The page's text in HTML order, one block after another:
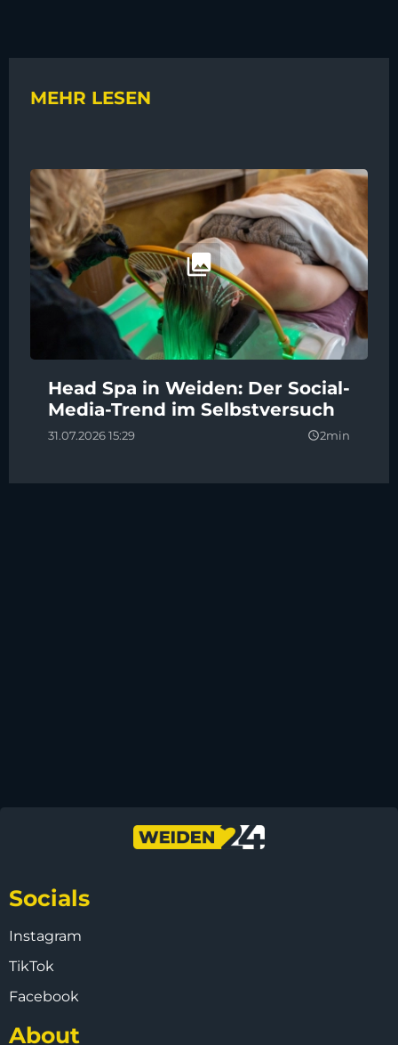
MEHR LESEN
Head Spa in Weiden: Der Social-
Media-Trend im Selbstversuch
31.07.2026 15:29 query_builder2min
Socials
Instagram
TikTok
Facebook
About